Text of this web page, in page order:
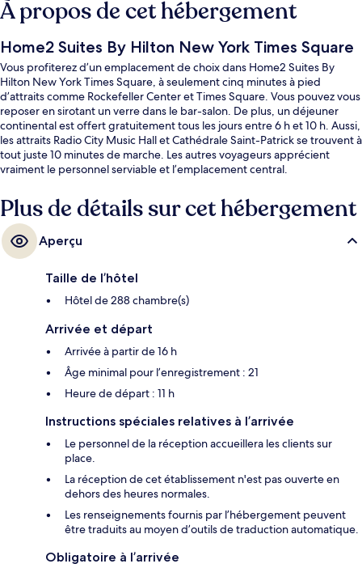
À propos de cet hébergement
Home2 Suites By Hilton New York Times Square
Vous profiterez d’un emplacement de choix dans Home2 Suites By
Hilton New York Times Square, à seulement cinq minutes à pied
d’attraits comme Rockefeller Center et Times Square. Vous pouvez vous
reposer en sirotant un verre dans le bar-salon. De plus, un déjeuner
continental est offert gratuitement tous les jours entre 6 h et 10 h. Aussi,
les attraits Radio City Music Hall et Cathédrale Saint-Patrick se trouvent à
tout juste 10 minutes de marche. Les autres voyageurs apprécient
vraiment le personnel serviable et l’emplacement central.
commun : Station de métro 49th Street est à quelques pas et Station de
métro 47th–50th Streets – Rockefeller Center se trouve à 3 minutes.
Plus de détails sur cet hébergement
Aperçu
Taille de l’hôtel
Hôtel de 288 chambre(s)
Arrivée et départ
Arrivée à partir de 16 h
Âge minimal pour l’enregistrement : 21
Heure de départ : 11 h
Instructions spéciales relatives à l’arrivée
Le personnel de la réception accueillera les clients sur
place.
La réception de cet établissement n'est pas ouverte en
dehors des heures normales.
Les renseignements fournis par l’hébergement peuvent
être traduits au moyen d’outils de traduction automatique.
Obligatoire à l’arrivée